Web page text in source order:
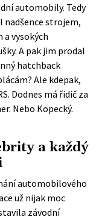
automobily. Tedy
nadšence strojem,
vysokých
A pak jim prodal
hatchback
Ale kdepak,
Dodnes má řidič za
Nebo Kopecký.
a každý
automobilového
už nijak moc
závodní